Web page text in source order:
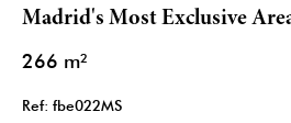
Madrid's Most Exclusive
266 m²
Ref: fbe022MS